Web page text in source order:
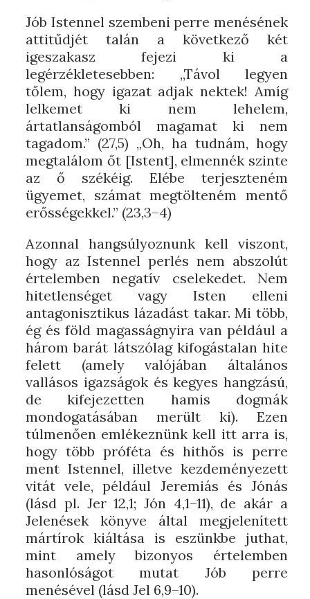
Jób Istennel szembeni perre menésének
attitűdjét talán a következő két
igeszakasz fejezi ki a
legérzékletesebben: „Távol legyen
tőlem, hogy igazat adjak nektek! Amíg
lelkemet ki nem lehelem,
ártatlanságomból magamat ki nem
tagadom.” (27,5) „Oh, ha tudnám, hogy
megtalálom őt [Istent], elmennék szinte
az ő székéig. Elébe terjeszteném
ügyemet, számat megtölteném mentő
erősségekkel.” (23,3–4)
Azonnal hangsúlyoznunk kell viszont,
hogy az Istennel perlés nem abszolút
értelemben negatív cselekedet. Nem
hitetlenséget vagy Isten elleni
antagonisztikus lázadást takar. Mi több,
ég és föld magasságnyira van például a
három barát látszólag kifogástalan hite
felett (amely valójában általános
vallásos igazságok és kegyes hangzású,
de kifejezetten hamis dogmák
mondogatásában merült ki). Ezen
túlmenően emlékeznünk kell itt arra is,
hogy több próféta és hithős is perre
ment Istennel, illetve kezdeményezett
vitát vele, például Jeremiás és Jónás
(lásd pl. Jer 12,1; Jón 4,1–11), de akár a
Jelenések könyve által megjelenített
mártírok kiáltása is eszünkbe juthat,
mint amely bizonyos értelemben
hasonlóságot mutat Jób perre
menésével (lásd Jel 6,9–10).